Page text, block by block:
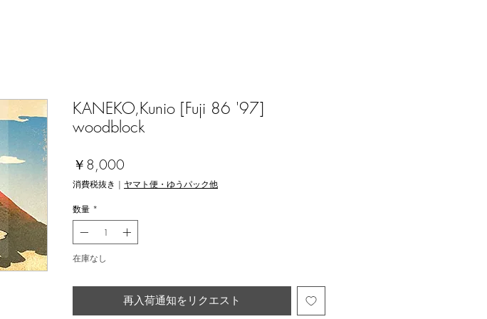
KANEKO,Kunio [Fuji 86 '97]
woodblock
￥8,000
格
消費税抜き | ヤマト便・ゆうパック他
数量 *
在庫なし
再入荷通知をリクエスト